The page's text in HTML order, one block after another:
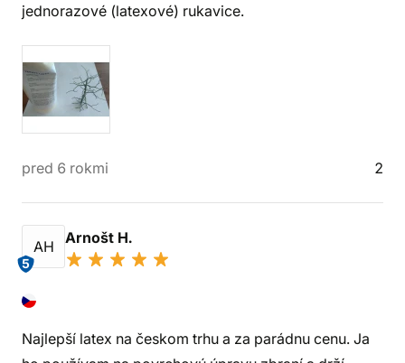
jednorazové (latexové) rukavice.
pred 6 rokmi 2
AH
5
Arnošt H.
Najlepší latex na českom trhu a za parádnu cenu. Ja